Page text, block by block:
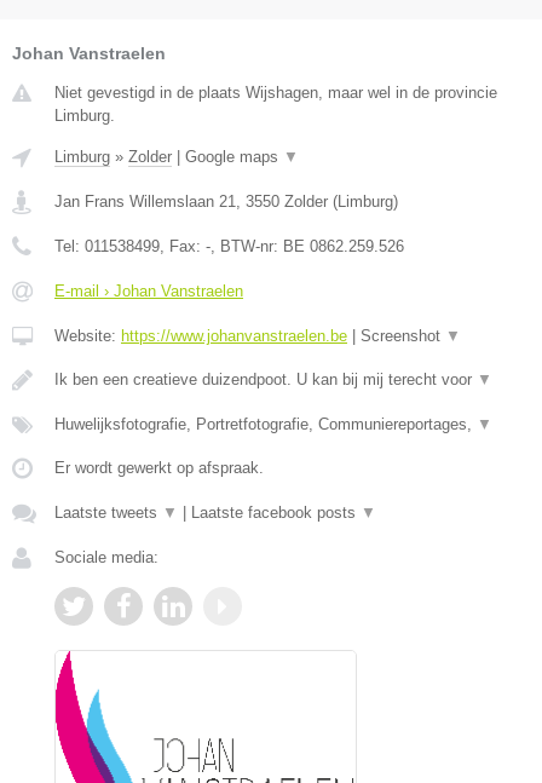
Johan Vanstraelen
Niet gevestigd in de plaats Wijshagen, maar wel in de provincie
Limburg.
Limburg » Zolder Google maps ▼
Jan Frans Willemslaan 21 3550 Zolder ( Limburg)
Tel: 011538499 , Fax: - , BTW-nr: BE 0862.259.526
E-mail › Johan Vanstraelen
Website: https://www.johanvanstraelen.be Screenshot ▼
Ik ben een creatieve duizendpoot. U kan bij mij terecht voor ▼
Huwelijksfotografie, Portretfotografie, Communiereportages, ▼
Er wordt gewerkt op afspraak.
Laatste tweets ▼ Laatste facebook posts ▼
Sociale media: